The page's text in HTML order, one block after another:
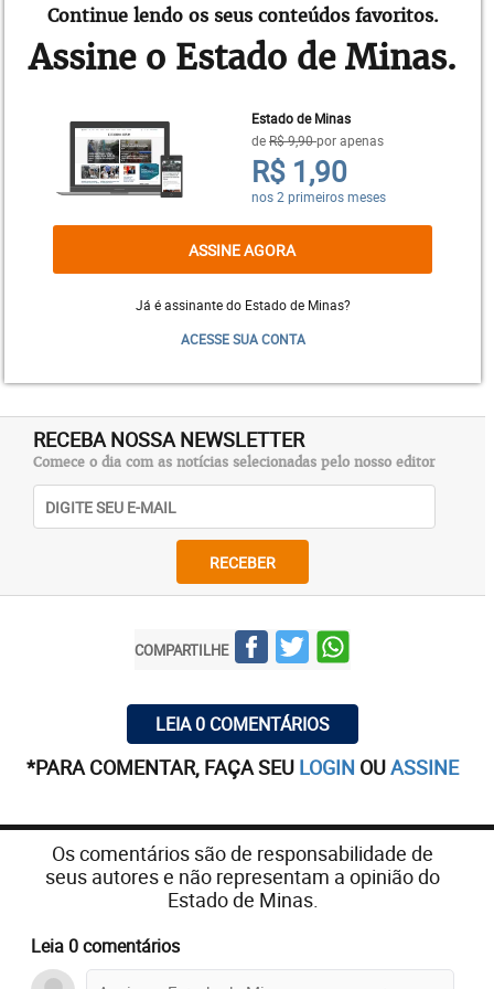
a venda dos bilhetes será destinada às obras de
melhorias do Instituto Geriátrico Afonso Pena
(Igap), mantido pelo Grupo Santa Casa BH . O
atendem milhares de pacientes da instituição.
Cada bilhete da rifa – autorizada pela Secretaria de
Acompanhamento Fiscal, Energia e Loteria (Sefel,
do Ministério da Fazenda) – será vendido por R$
50 e dará ao participante cinco chances de
concorrer ao prêmio. O sorteio será realizado pela
os bilhetes, os interessados podem procurar o setor
de Captação de Recursos da Santa Casa BH (Rua
informações: (31) 3238-8621 ou pelo site
santacasabh.org.br.
retificação
A reportagem sobre a promoção da AMR de mesas
teve um pequeno engano. A bonita mesa montada
em homenagem a Nossa Senhora Aparecida foi
identificada. Christiane é das mais constantes
madrinhas da tarde beneficente.
Continue lendo os seus conteúdos favoritos.
Assine o Estado de Minas.
Estado de Minas
deR$ 9,90por apenas
R$ 1,90
nos 2 primeiros meses
ASSINE AGORA
Já é assinante do Estado de Minas?
ACESSE SUA CONTA
RECEBA NOSSA NEWSLETTER
Comece o dia com as notícias selecionadas pelo nosso editor
RECEBER
COMPARTILHE
LEIA 0 COMENTÁRIOS
*PARA COMENTAR, FAÇA SEU LOGIN OUASSINE
Os comentários são de responsabilidade de
seus autores e não representam a opinião do
Estado de Minas.
Leia 0 comentários